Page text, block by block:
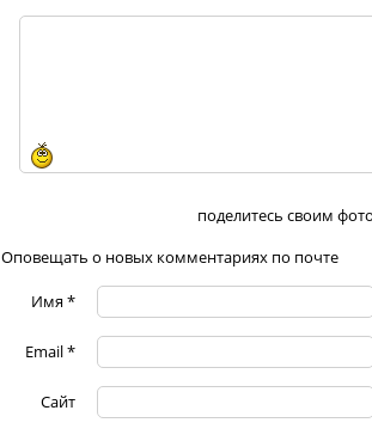
поделитесь своим
Оповещать о новых комментариях по почте
Имя*
Email*
Сайт